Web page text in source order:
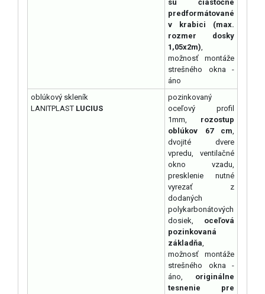
sú čiastočne
predformátované
v krabici (max.
rozmer dosky
1,05x2m),
možnosť montáže
strešného okna -
áno
oblúkový skleník
LANITPLAST LUCIUS
pozinkovaný
oceľový profil
1mm, rozostup
oblúkov 67 cm,
dvojité dvere
vpredu, ventilačné
okno vzadu,
presklenie nutné
vyrezať z
dodaných
polykarbonátových
dosiek, oceľová
pozinkovaná
základňa,
možnosť montáže
strešného okna -
áno, originálne
tesnenie pre